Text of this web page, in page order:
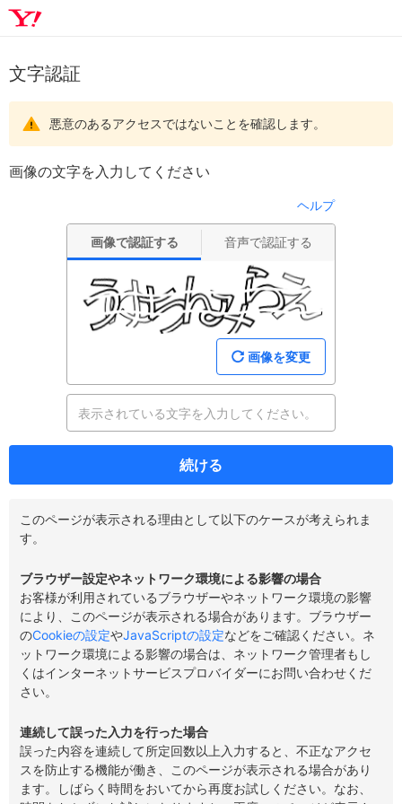
文字認証
悪意のあるアクセスではないことを確認します。
画像の文字を入力してください
ヘルプ
画像で認証する 音声で認証する
画像を変更
続ける
このページが表示される理由として以下のケースが考えられま
す。
ブラウザー設定やネットワーク環境による影響の場合
お客様が利用されているブラウザーやネットワーク環境の影響
により、このページが表示される場合があります。ブラウザー
のCookieの設定やJavaScriptの設定などをご確認ください。ネ
ットワーク環境による影響の場合は、ネットワーク管理者もし
くはインターネットサービスプロバイダーにお問い合わせくだ
さい。
連続して誤った入力を行った場合
誤った内容を連続して所定回数以上入力すると、不正なアクセ
スを防止する機能が働き、このページが表示される場合があり
ます。しばらく時間をおいてから再度お試しください。なお、